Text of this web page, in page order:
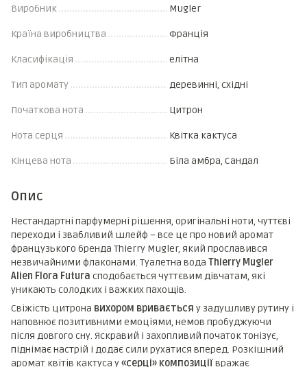
Виробник Mugler
Країна виробництва Франція
Класифікація елітна
Тип аромату деревинні, східні
Початкова нота Цитрон
Нота серця Квітка кактуса
Кінцева нота Біла амбра, Сандал
Опис
Нестандартні парфумерні рішення, оригінальні ноти, чуттєві
переходи і звабливий шлейф – все це про новий аромат
французького бренда Thierry Mugler, який прославився
незвичайними флаконами. Туалетна вода Thierry Mugler
Alien Flora Futura сподобається чуттєвим дівчатам, які
уникають солодких і важких пахощів.
Свіжість цитрона вихором вривається у задушливу рутину і
наповнює позитивними емоціями, немов пробуджуючи
після довгого сну. Яскравий і захопливий початок тонізує,
піднімає настрій і додає сили рухатися вперед. Розкішний
аромат квітів кактуса у«серці» композиціївражає